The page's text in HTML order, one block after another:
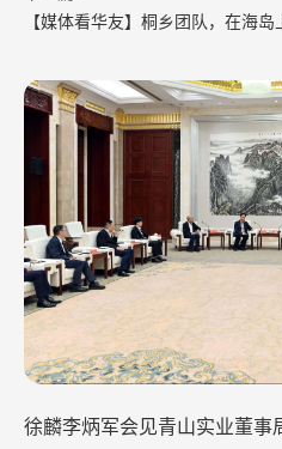
【媒体看华友】一体化优势持
【媒体看华友】桐乡团队，在海岛